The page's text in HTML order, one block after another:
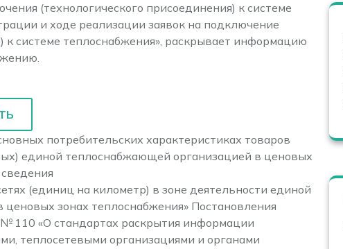
(технологического присоединения) к системе
и ходе реализации заявок на подключение
к системе теплоснабжения», раскрывает информацию
потребительских характеристиках товаров
единой теплоснабжающей организацией в ценовых
(единиц на километр) в зоне деятельности единой
зонах теплоснабжения» Постановления
110 «О стандартах раскрытия информации
теплосетевыми организациями и органами